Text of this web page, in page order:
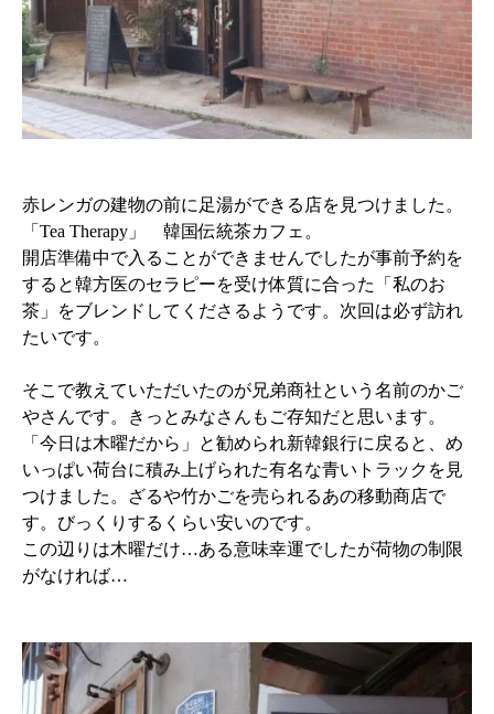
赤レンガの建物の前に足湯ができる店を見つけました。
「Tea Therapy」 韓国伝統茶カフェ。
開店準備中で入ることができませんでしたが事前予約を
すると韓方医のセラピーを受け体質に合った「私のお
茶」をブレンドしてくださるようです。次回は必ず訪れ
たいです。
そこで教えていただいたのが兄弟商社という名前のかご
やさんです。きっとみなさんもご存知だと思います。
「今日は木曜だから」と勧められ新韓銀行に戻ると、め
いっぱい荷台に積み上げられた有名な青いトラックを見
つけました。ざるや竹かごを売られるあの移動商店で
す。びっくりするくらい安いのです。
この辺りは木曜だけ…ある意味幸運でしたが荷物の制限
がなければ…